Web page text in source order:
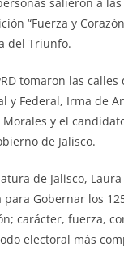
“Fuerza y
del Triunfo.
tomaron las
Federal, Irma de
y el
de Jalisco.
de Jalisco,
Gobernar los
carácter, fuerza,
electoral más